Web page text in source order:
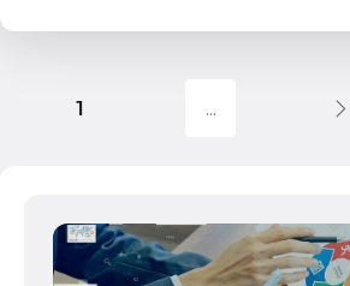
самое новое в 1С:Бухгалтерии
1